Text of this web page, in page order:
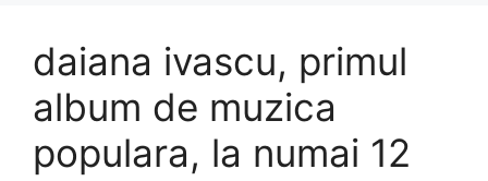
daiana ivascu, primul
album de muzica
populara, la numai 12